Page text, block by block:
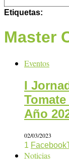
Etiquetas:
Master
Eventos
I
Año
02/03/2023
1 Facebook
Noticias